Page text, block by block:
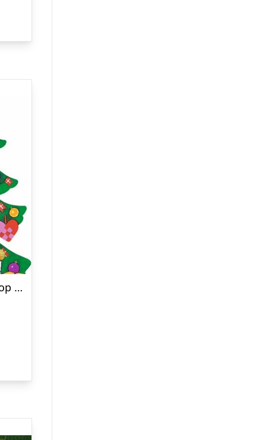
Højt Fra Træets Grønne Top – Og Andre Julesange – Bog